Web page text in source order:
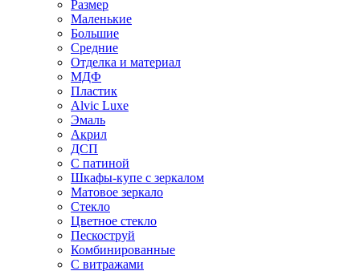
Размер
Маленькие
Большие
Средние
Отделка и материал
МДФ
Пластик
Alvic Luxe
Эмаль
Акрил
ДСП
С патиной
Шкафы-купе с зеркалом
Матовое зеркало
Стекло
Цветное стекло
Пескоструй
Комбинированные
С витражами